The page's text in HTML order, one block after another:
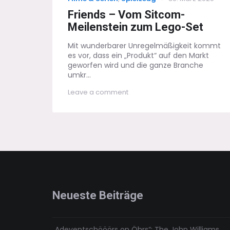
Friends – Vom Sitcom-
Meilenstein zum Lego-Set
Mit wunderbarer Unregelmäßigkeit kommt
es vor, dass ein „Produkt“ auf den Markt
geworfen wird und die ganze Branche
umkr...
Leave a commenton
Neueste Beiträge